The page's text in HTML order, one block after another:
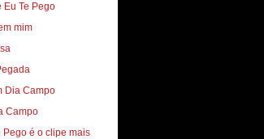
Eu Te Pego
mim
Dia Campo
Campo
Pego é o clipe mais